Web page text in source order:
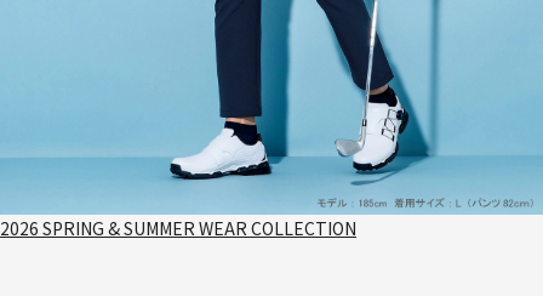
2026 SPRING & SUMMER WEAR COLLECTION